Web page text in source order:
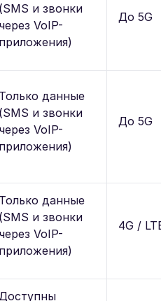
(SMS и звонки
через VoIP-
приложения)
До 5G
Только данные
(SMS и звонки
через VoIP-
приложения)
До 5G
Только данные
(SMS и звонки
через VoIP-
приложения)
4G /